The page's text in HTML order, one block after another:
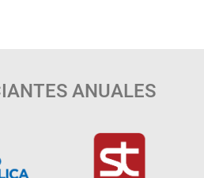
ANUALES